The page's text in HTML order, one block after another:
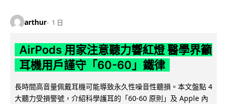
arthur 1 日
AirPods 用家注意聽力響紅燈 醫學界籲
耳機用戶謹守「60-60」鐵律
長時間高音量佩戴耳機可能導致永久性噪音性聽損。本文盤點 4
大聽力受損警號，介紹科學護耳的「60-60 原則」及 Apple 內